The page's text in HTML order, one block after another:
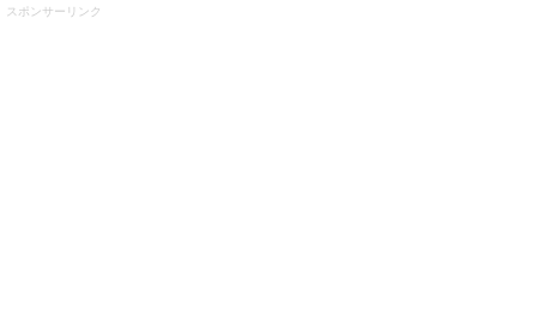
スポンサーリンク